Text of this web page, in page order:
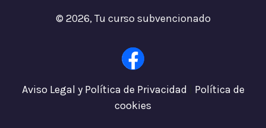
© 2026, Tu curso subvencionado
F
a
c
Aviso Legal y Política de Privacidad
Política de
cookies